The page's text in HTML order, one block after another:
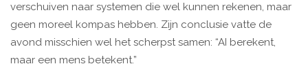
verschuiven naar systemen die wel kunnen rekenen, maar
geen moreel kompas hebben. Zijn conclusie vatte de
avond misschien wel het scherpst samen: “AI berekent,
maar een mens betekent.”